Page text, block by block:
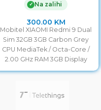
✓ Na zalihi
300.00 KM
Mobitel XIAOMI Redmi 9 Dual
Sim 32GB 3GB Carbon Grey
CPU MediaTek / Octa-Core /
2.00 GHz RAM 3GB Display